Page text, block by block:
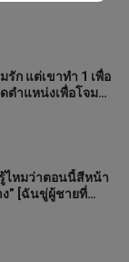
รัก แต่เขาทำ 1 เพื่อ
ตำแหน่งเพื่อโจมตี
หน้า
ไหมว่าตอนนี้สีหน้า
” [ฉันขู่ผู้ชายที่